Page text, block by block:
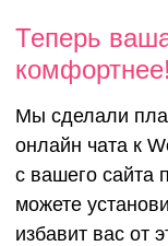
Теперь
комфортнее!
Мы сделали
онлайн чата к
с вашего сайта
можете
избавит вас от